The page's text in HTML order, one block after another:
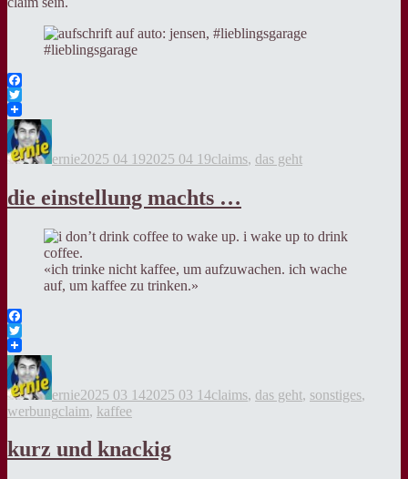
#lieblingsgarage
Facebook
Twitter
ernie2025 04 192025 04 19claims, das geht
die einstellung machts …
«ich trinke nicht kaffee, um aufzuwachen. ich wache
auf, um kaffee zu trinken.»
Facebook
Twitter
ernie2025 03 142025 03 14claims, das geht, sonstiges,
werbungTags
claim, kaffee
kurz und knackig